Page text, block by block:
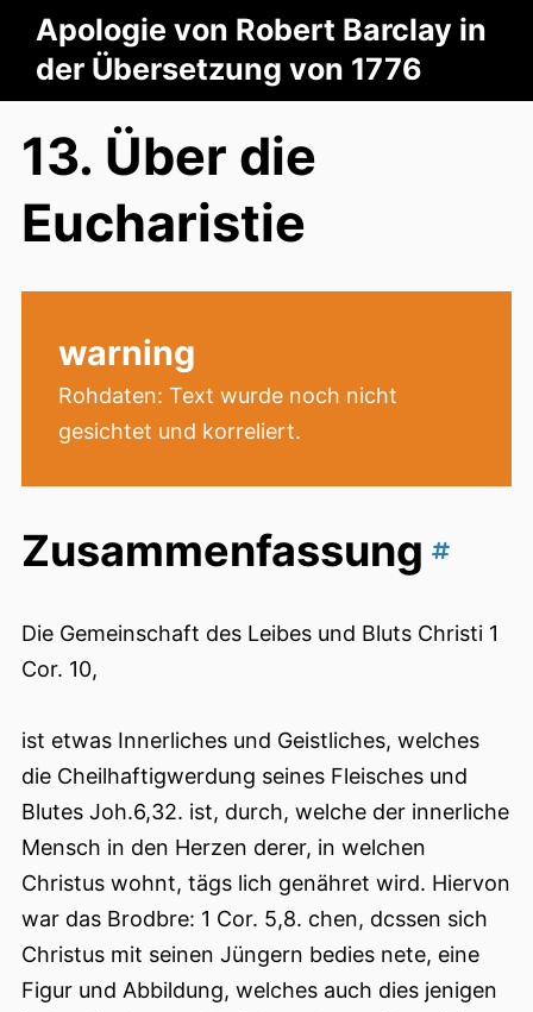
Apologie von Robert Barclay in
der Übersetzung von 1776
13. Über die
Eucharistie
warning
Rohdaten: Text wurde noch nicht
gesichtet und korreliert.
Zusammenfassung
Die Gemeinschaft des Leibes und Bluts Christi 1
Cor. 10,
ist etwas Innerliches und Geistliches, welches
die Cheilhaftigwerdung seines Fleisches und
Blutes Joh.6,32. ist, durch, welche der innerliche
Mensch in den Herzen derer, in welchen
Christus wohnt, tägs lich genähret wird. Hiervon
war das Brodbre: 1 Cor. 5,8. chen, dcssen sich
Christus mit seinen Jüngern bedies nete, eine
Figur und Abbildung, welches auch dies jenigen